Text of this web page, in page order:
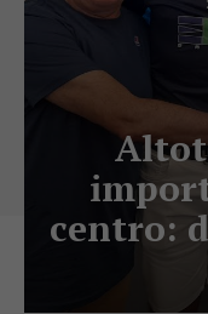
centro: